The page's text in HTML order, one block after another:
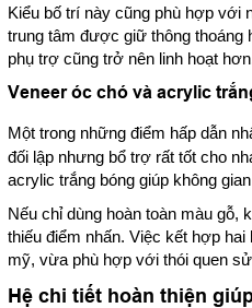
Kiểu bố trí này cũng phù hợp với
trung tâm được giữ thông thoáng
phụ trợ cũng trở nên linh hoạt
Veneer óc chó và acrylic
Một trong những điểm hấp dẫn
đối lập nhưng bổ trợ rất tốt cho
acrylic trắng bóng giúp không
Nếu chỉ dùng hoàn toàn màu gỗ,
thiếu điểm nhấn. Việc kết hợp
mỹ, vừa phù hợp với thói quen
Hệ chi tiết hoàn thiện